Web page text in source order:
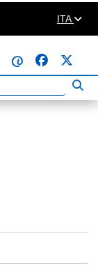
ITA
@